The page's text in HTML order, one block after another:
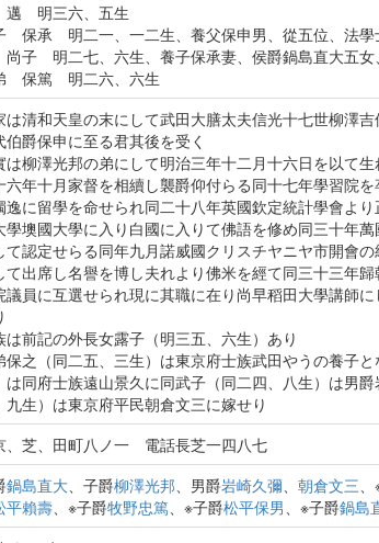
明三六、五生
保承 明二一、一二生、養父保申男、從五位、法學
子 明二七、六生、養子保承妻、侯爵鍋島直大五女
保篤 明二六、六生
は清和天皇の末にして武田大膳太夫信光十七世柳澤
伯爵保申に至る君其後を受く
は柳澤光邦の弟にして明治三年十二月十六日を以て
六年十月家督を相續し襲爵仰付らる同十七年學習院
逸に留學を命せられ同二十八年英國欽定統計學會よ
學墺國大學に入り白國に入りて佛語を修め同三十年
て認定せらる同年九月諾威國クリスチヤニヤ市開會
て出席し名譽を博し夫れより佛米を經て同三十三年
議員に互選せられ現に其職に在り尚早稻田大學講師
は前記の外長女露子（明三五、六生）あり
保之（同二五、三生）は東京府士族武田やうの養子
は同府士族遠山景久に同武子（同二四、八生）は男
九生）は東京府平民朝倉文三に嫁せり
、芝、田町八ノ一 電話長芝一四八七
鍋島直大、子爵柳澤光邦、男爵岩崎久彌、 朝倉文三
平賴壽、※子爵牧野忠篤、※子爵松平保男、※子爵鍋島